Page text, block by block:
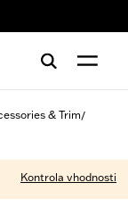
& Trim/
Kontrola vhodnosti